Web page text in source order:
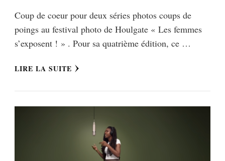
Coup de coeur pour deux séries photos coups de
poings au festival photo de Houlgate « Les femmes
s’exposent ! » . Pour sa quatrième édition, ce …
LIRE LA SUITE